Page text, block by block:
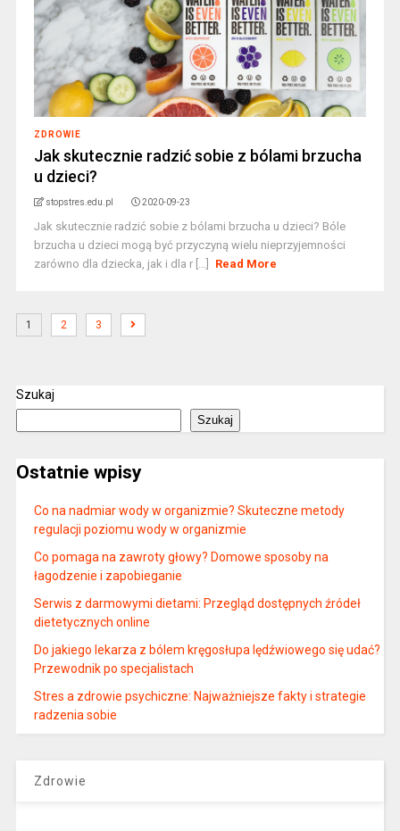
ZDROWIE
Jak skutecznie radzić sobie z bólami brzucha
u dzieci?
stopstres.edu.pl 2020-09-23
Jak skutecznie radzić sobie z bólami brzucha u dzieci? Bóle
brzucha u dzieci mogą być przyczyną wielu nieprzyjemności
zarówno dla dziecka, jak i dla r [...]
Read More
1 2 3
Szukaj
Szukaj
Ostatnie wpisy
Co na nadmiar wody w organizmie? Skuteczne metody
regulacji poziomu wody w organizmie
Co pomaga na zawroty głowy? Domowe sposoby na
łagodzenie i zapobieganie
Serwis z darmowymi dietami: Przegląd dostępnych źródeł
dietetycznych online
Do jakiego lekarza z bólem kręgosłupa lędźwiowego się udać?
Przewodnik po specjalistach
Stres a zdrowie psychiczne: Najważniejsze fakty i strategie
radzenia sobie
Zdrowie